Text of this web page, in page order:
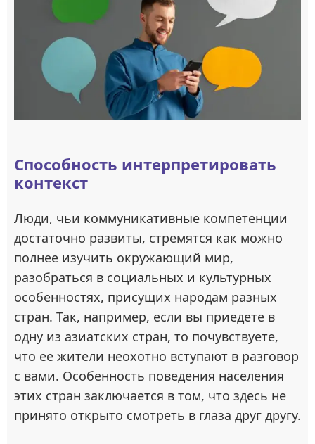
Способность интерпретировать
контекст
Люди, чьи коммуникативные компетенции
достаточно развиты, стремятся как можно
полнее изучить окружающий мир,
разобраться в социальных и культурных
особенностях, присущих народам разных
стран. Так, например, если вы приедете в
одну из азиатских стран, то почувствуете,
что ее жители неохотно вступают в разговор
с вами. Особенность поведения населения
этих стран заключается в том, что здесь не
принято открыто смотреть в глаза друг другу.